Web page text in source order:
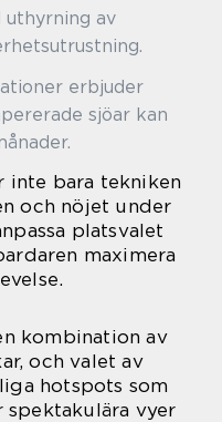
uthyrning av
erbjuder
sjöar kan
inte bara tekniken
och nöjet under
platsvalet
maximera
kombination av
och valet av
hotspots som
spektakulära vyer